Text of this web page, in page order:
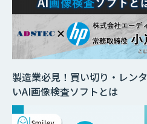
製造業必見！買い切り・レン
いAI画像検査ソフトとは